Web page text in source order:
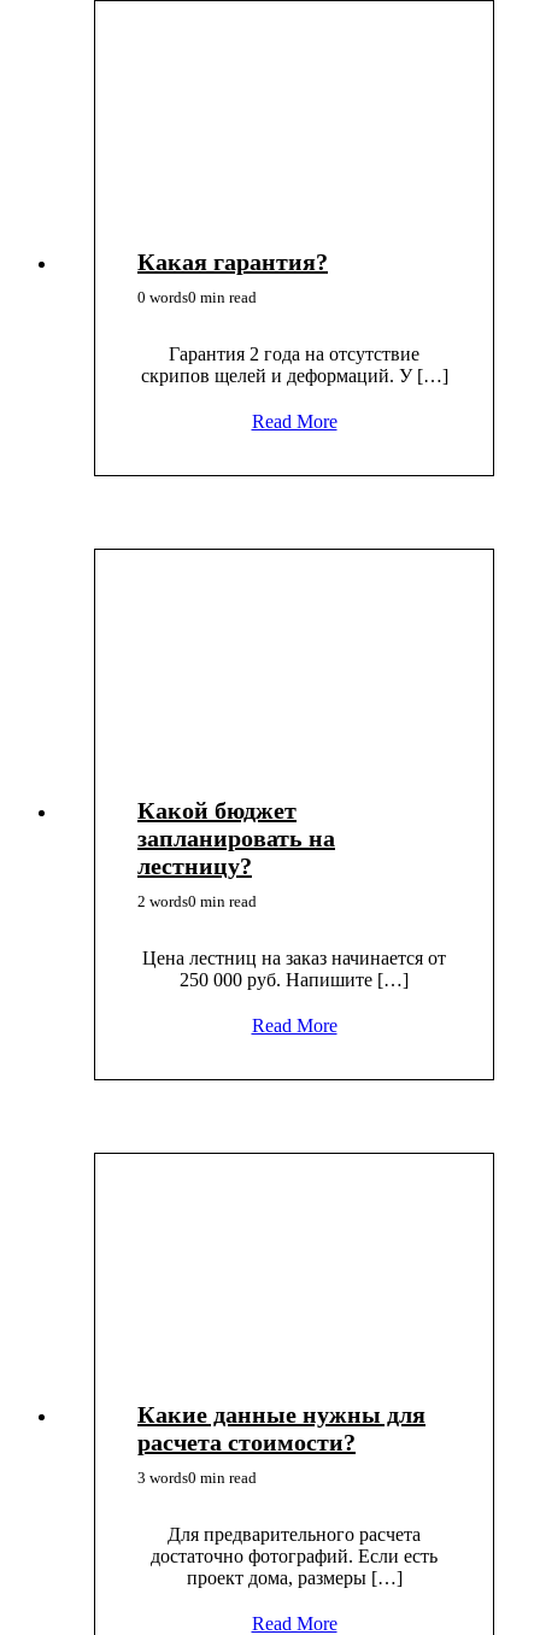
Какая гарантия?
0 words0 min read
Гарантия 2 года на отсутствие
скрипов щелей и деформаций. У […]
Read More
Какой бюджет
запланировать на
лестницу?
2 words0 min read
Цена лестниц на заказ начинается от
250 000 руб. Напишите […]
Read More
Какие данные нужны для
расчета стоимости?
3 words0 min read
Для предварительного расчета
достаточно фотографий. Если есть
проект дома, размеры […]
Read More